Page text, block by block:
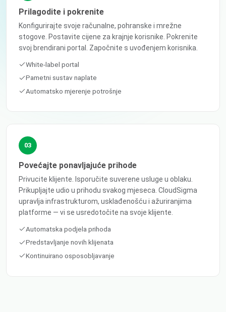
Prilagodite i pokrenite
Konfigurirajte svoje računalne, pohranske i mrežne
stogove. Postavite cijene za krajnje korisnike. Pokrenite
svoj brendirani portal. Započnite s uvođenjem korisnika.
White-label portal
Pametni sustav naplate
Automatsko mjerenje potrošnje
03
Povećajte ponavljajuće prihode
Privucite klijente. Isporučite suverene usluge u oblaku.
Prikupljajte udio u prihodu svakog mjeseca. CloudSigma
upravlja infrastrukturom, usklađenošću i ažuriranjima
platforme — vi se usredotočite na svoje klijente.
Automatska podjela prihoda
Predstavljanje novih klijenata
Kontinuirano osposobljavanje